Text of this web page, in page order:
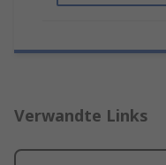
Verwandte Links